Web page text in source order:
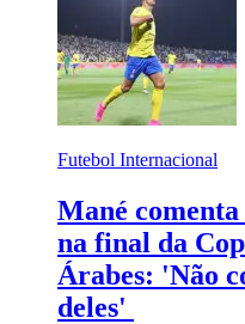
Futebol Internacional
Mané
na final da
Árabes: 'Não
deles'